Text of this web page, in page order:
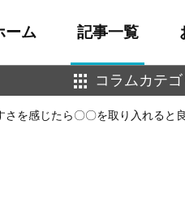
ーム 記事一覧
コラムカテ
を感じたら〇〇を取り入れると